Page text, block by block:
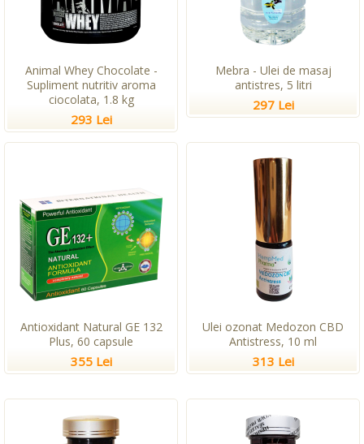
Animal Whey Chocolate -
Supliment nutritiv aroma
ciocolata, 1.8 kg
293 Lei
Mebra - Ulei de masaj
antistres, 5 litri
297 Lei
Antioxidant Natural GE 132
Plus, 60 capsule
355 Lei
Ulei ozonat Medozon CBD
Antistress, 10 ml
313 Lei